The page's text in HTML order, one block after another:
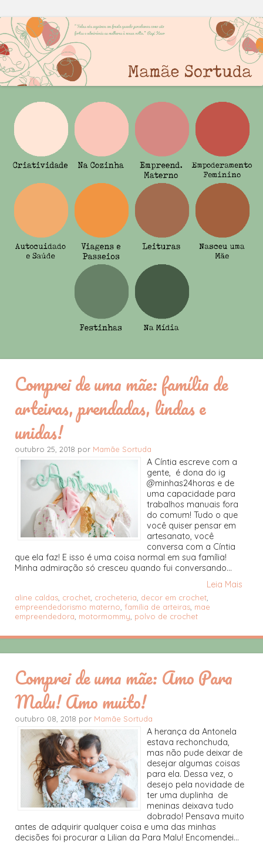
Comprei de uma mãe: família de
arteiras, prendadas, lindas e
unidas!
outubro 25, 2018 por Mamãe Sortuda
A Cíntia escreve com a
gente, é dona do ig
@minhas24horas e de
uma capacidade para
trabalhos manuais fora
do comum! Tudo o que
você quiser pensar em
artesanato, você
conversa com a Cíntia
que ela faz! E isso é uma coisa normal em sua família!
Minha admiração só cresceu quando fui conversando...
Leia Mais
aline caldas crochet crocheteria decor em crochet
empreendedorismo materno família de arteiras mae
empreendedora motormommy polvo de crochet
Comprei de uma mãe: Amo Para
Malu! Amo muito!
outubro 08, 2018 por Mamãe Sortuda
A herança da Antonela
estava rechonchuda,
mas não pude deixar de
desejar algumas coisas
para ela. Dessa vez, o
desejo pela novidade de
ter uma duplinha de
meninas deixava tudo
dobrado! Pensava muito
antes de adquirir qualquer coisa e uma das minhas
decisões foi procurar a Lilian da Para Malu! Encomendei...